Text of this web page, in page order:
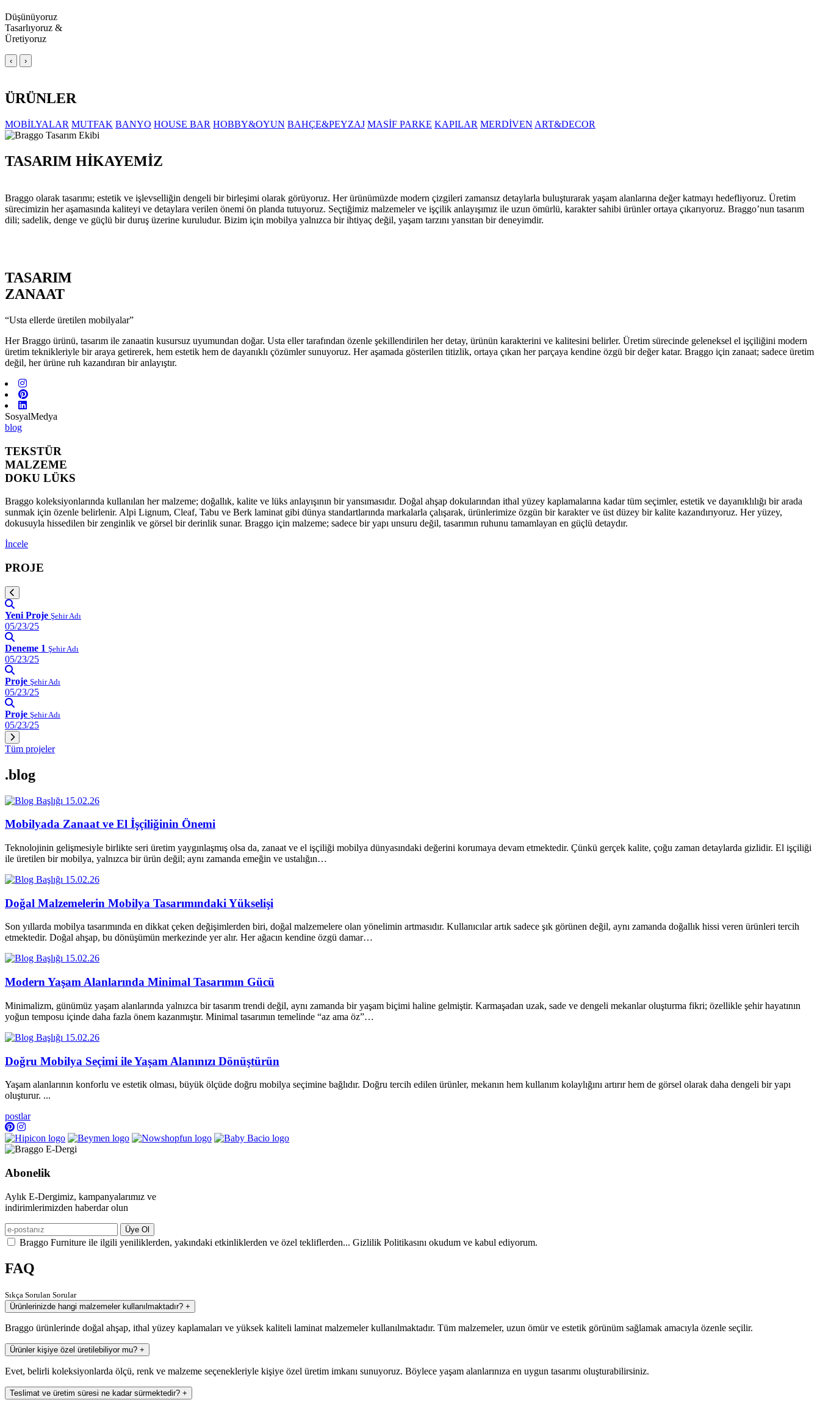
Düşünüyoruz
Tasarlıyoruz &
Üretiyoruz
‹ ›
ÜRÜNLER
MOBİLYALAR MUTFAK BANYO HOUSE BAR HOBBY&OYUN BAHÇE&PEYZAJ MASİF PARKE KAPILAR MERDİVEN ART&DECOR
TASARIM HİKAYEMİZ
Braggo olarak tasarımı; estetik ve işlevselliğin dengeli bir birleşimi olarak görüyoruz. Her ürünümüzde modern çizgileri zamansız detaylarla buluşturarak yaşam alanlarına değer katmayı hedefliyoruz. Üretim
sürecimizin her aşamasında kaliteyi ve detaylara verilen önemi ön planda tutuyoruz. Seçtiğimiz malzemeler ve işçilik anlayışımız ile uzun ömürlü, karakter sahibi ürünler ortaya çıkarıyoruz. Braggo’nun tasarım
dili; sadelik, denge ve güçlü bir duruş üzerine kuruludur. Bizim için mobilya yalnızca bir ihtiyaç değil, yaşam tarzını yansıtan bir deneyimdir.
TASARIM
ZANAAT
“Usta ellerde üretilen mobilyalar”
Her Braggo ürünü, tasarım ile zanaatin kusursuz uyumundan doğar. Usta eller tarafından özenle şekillendirilen her detay, ürünün karakterini ve kalitesini belirler. Üretim sürecinde geleneksel el işçiliğini modern
üretim teknikleriyle bir araya getirerek, hem estetik hem de dayanıklı çözümler sunuyoruz. Her aşamada gösterilen titizlik, ortaya çıkan her parçaya kendine özgü bir değer katar. Braggo için zanaat; sadece üretim
değil, her ürüne ruh kazandıran bir anlayıştır.
SosyalMedya
blog
TEKSTÜR
MALZEME
DOKU LÜKS
Braggo koleksiyonlarında kullanılan her malzeme; doğallık, kalite ve lüks anlayışının bir yansımasıdır. Doğal ahşap dokularından ithal yüzey kaplamalarına kadar tüm seçimler, estetik ve dayanıklılığı bir arada
sunmak için özenle belirlenir. Alpi Lignum, Cleaf, Tabu ve Berk laminat gibi dünya standartlarında markalarla çalışarak, ürünlerimize özgün bir karakter ve üst düzey bir kalite kazandırıyoruz. Her yüzey,
dokusuyla hissedilen bir zenginlik ve görsel bir derinlik sunar. Braggo için malzeme; sadece bir yapı unsuru değil, tasarımın ruhunu tamamlayan en güçlü detaydır.
İncele
PROJE
Yeni Proje Şehir Adı
05/23/25
Deneme 1 Şehir Adı
05/23/25
Proje Şehir Adı
05/23/25
Proje Şehir Adı
05/23/25
Tüm projeler
.blog
15.02.26
Mobilyada Zanaat ve El İşçiliğinin Önemi
Teknolojinin gelişmesiyle birlikte seri üretim yaygınlaşmış olsa da, zanaat ve el işçiliği mobilya dünyasındaki değerini korumaya devam etmektedir. Çünkü gerçek kalite, çoğu zaman detaylarda gizlidir. El işçiliği
ile üretilen bir mobilya, yalnızca bir ürün değil; aynı zamanda emeğin ve ustalığın…
15.02.26
Doğal Malzemelerin Mobilya Tasarımındaki Yükselişi
Son yıllarda mobilya tasarımında en dikkat çeken değişimlerden biri, doğal malzemelere olan yönelimin artmasıdır. Kullanıcılar artık sadece şık görünen değil, aynı zamanda doğallık hissi veren ürünleri tercih
etmektedir. Doğal ahşap, bu dönüşümün merkezinde yer alır. Her ağacın kendine özgü damar…
15.02.26
Modern Yaşam Alanlarında Minimal Tasarımın Gücü
Minimalizm, günümüz yaşam alanlarında yalnızca bir tasarım trendi değil, aynı zamanda bir yaşam biçimi haline gelmiştir. Karmaşadan uzak, sade ve dengeli mekanlar oluşturma fikri; özellikle şehir hayatının
yoğun temposu içinde daha fazla önem kazanmıştır. Minimal tasarımın temelinde “az ama öz”…
15.02.26
Doğru Mobilya Seçimi ile Yaşam Alanınızı Dönüştürün
Yaşam alanlarının konforlu ve estetik olması, büyük ölçüde doğru mobilya seçimine bağlıdır. Doğru tercih edilen ürünler, mekanın hem kullanım kolaylığını artırır hem de görsel olarak daha dengeli bir yapı
oluşturur. ...
postlar
Abonelik
Aylık E-Dergimiz, kampanyalarımız ve
indirimlerimizden haberdar olun
Üye Ol
Braggo Furniture ile ilgili yeniliklerden, yakındaki etkinliklerden ve özel tekliflerden... Gizlilik Politikasını okudum ve kabul ediyorum.
FAQ
Sıkça Sorulan Sorular
Ürünlerinizde hangi malzemeler kullanılmaktadır? +
Braggo ürünlerinde doğal ahşap, ithal yüzey kaplamaları ve yüksek kaliteli laminat malzemeler kullanılmaktadır. Tüm malzemeler, uzun ömür ve estetik görünüm sağlamak amacıyla özenle seçilir.
Ürünler kişiye özel üretilebiliyor mu? +
Evet, belirli koleksiyonlarda ölçü, renk ve malzeme seçenekleriyle kişiye özel üretim imkanı sunuyoruz. Böylece yaşam alanlarınıza en uygun tasarımı oluşturabilirsiniz.
Teslimat ve üretim süresi ne kadar sürmektedir? +